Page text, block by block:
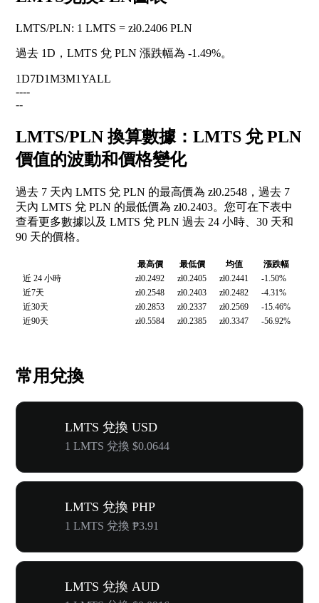
LMTS/PLN: 1 LMTS = zł0.2406 PLN
過去 1D，LMTS 兌 PLN 漲跌幅為 -1.49%。
1D7D1M3M1YALL
----
--
LMTS/PLN 換算數據：LMTS 兌 PLN
價值的波動和價格變化
過去 7 天內 LMTS 兌 PLN 的最高價為 zł0.2548，過去 7
天內 LMTS 兌 PLN 的最低價為 zł0.2403。您可在下表中
查看更多數據以及 LMTS 兌 PLN 過去 24 小時、30 天和
90 天的價格。
最高價 最低價 均值
漲跌幅
近 24 小時
zł0.2492 zł0.2405 zł0.2441
-1.50%
近7天
zł0.2548 zł0.2403 zł0.2482
-4.31%
近30天
zł0.2853 zł0.2337 zł0.2569
-15.46%
近90天
zł0.5584 zł0.2385 zł0.3347 -56.92%
常用兌換
LMTS 兌換 USD
1 LMTS 兌換 $0.0644
LMTS 兌換 PHP
1 LMTS 兌換 ₱3.91
LMTS 兌換 AUD